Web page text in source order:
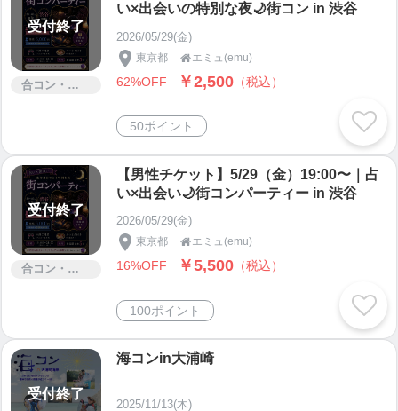
受付終了
合コン・街コン
い×出会いの特別な夜🌙街コン in 渋谷
2026/05/29(金)
東京都 エミュ(emu)
62%OFF ￥2,500 （税込）
50ポイント
受付終了
合コン・街コン
【男性チケット】5/29（金）19:00〜｜占
い×出会い🌙街コンパーティー in 渋谷
2026/05/29(金)
東京都 エミュ(emu)
16%OFF ￥5,500 （税込）
100ポイント
受付終了
海コンin大浦崎
2025/11/13(木)